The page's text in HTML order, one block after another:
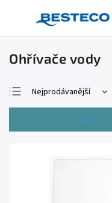
Ohřívače vody
Nejprodávanější
Nejlevnější
Nejdražší